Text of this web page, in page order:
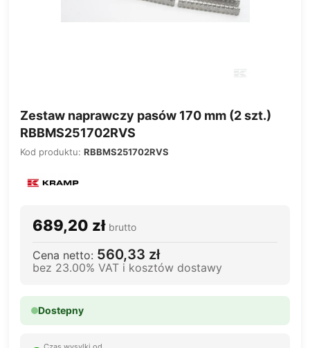
Zestaw naprawczy pasów 170 mm (2 szt.)
RBBMS251702RVS
Kod produktu: RBBMS251702RVS
689,20 zł brutto
Cena netto: 560,33 zł
bez 23.00% VAT i kosztów dostawy
Dostepny